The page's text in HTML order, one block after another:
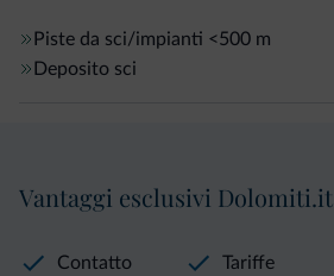
Piste da sci/impianti <500 m
Deposito sci
Vantaggi esclusivi Dolomiti.it
Contatto
Tariffe